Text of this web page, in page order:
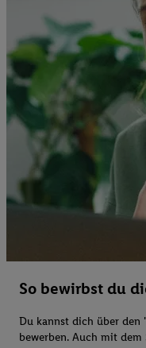
So bewirbst du
Du kannst dich über den
bewerben. Auch mit